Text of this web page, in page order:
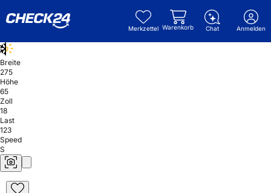
Merkzettel Warenkorb Chat Anmelden
Breite
275
Höhe
65
Zoll
18
Last
123
Speed
S